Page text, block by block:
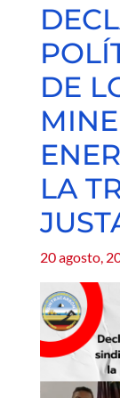
DE
LA
20 agosto,